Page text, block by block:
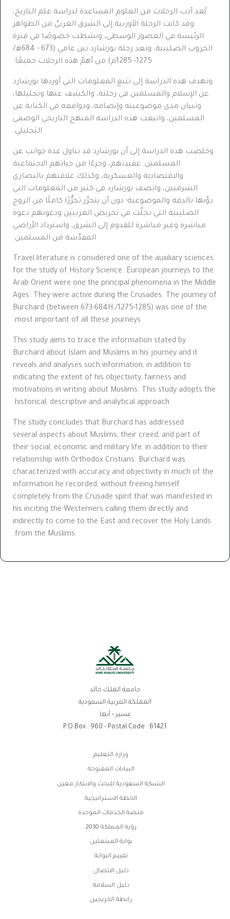
يُعد أدب الرحلات من العلوم المساعدة لدراسة علم التاريخ،
وقد كانت الرحلة الأوربية إلى الشرق العربيِّ من الظواهر
الرئيسة في العصور الوسطى، ونشطت خصوصًا في فترة
الحروب الصليبية، وتعد رحلة بورشارد بين عامي (673 - 684هـ/
1275- 1285م) من أهمّ هذه الرحلات جميعًا.
وتهدف هذه الدراسة إلى تتبع المعلومات التي أوردها بورشارد
عن الإسلام والمسلمين في رحلته، والكشف عنها وتحليلها،
وتبيان مدى موضوعيته وإنصافه، ودوافعه في الكتابة عن
المسلمين، واتبعت هذه الدراسة المنهج التاريخي الوصفي
التحليلي.
وخلصت هذه الدراسة إلى أن بورشارد قد تناول عدة جوانب عن
المسلمين: عقيدتهم، وجزءًا من حياتهم الاجتماعية
والاقتصادية والعسكرية، وكذلك علاقتهم بالنصارى
الشرقيين، واتصف بورشارد في كثير من المعلومات التي
دوَّنها بالدقة والموضوعية؛ دون أن يتحرَّر تحرُّرًا كاملًا من الروح
الصليبية التي تجلَّت في تحريض الغربيين ودعوتهم دعوة
مباشرة وغير مباشرة للقدوم إلى الشرق، واسترداد الأراضي
المقدَّسة من المسلمين.
Travel literature is considered one of the auxiliary sciences
for the study of History Science. European journeys to the
Arab Orient were one the principal phenomena in the Middle
Ages. They were active during the Crusades. The journey of
Burchard (between 673-684H./1275-1285) was one of the
most important of all these journeys.
This study aims to trace the information stated by
Burchard about Islam and Muslims in his journey and it
reveals and analyses such information, in addition to
indicating the extent of his objectivity, fairness and
motivations in writing about Muslims. This study adopts the
historical, descriptive and analytical approach.
The study concludes that Burchard has addressed
several aspects about Muslims, their creed, and part of
their social, economic and military life, in addition to their
relationship with Orthodox Cristians. Burchard was
characterized with accuracy and objectivity in much of the
information he recorded, without freeing himself
completely from the Crusade spirit that was manifested in
his inciting the Westerners calling them directly and
indirectly to come to the East and recover the Holy Lands
from the Muslims.
جامعة الملك خالد
المملكة العربية السعودية
عسير - أبها
P.O.Box : 960 - Postal Code : 61421
وزارة التعليم
البيانات المفتوحة
الشبكة السعودية للبحث والابتكار معين
الخطة الاستراتيجية
منصة الخدمات الموحدة
رؤية المملكة 2030
بوابة المبتعثين
تقييم البوابة
دليل الاتصال
دليل السلامة
رابطة الخريجين